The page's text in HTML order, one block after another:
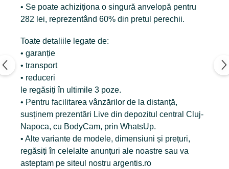
• Se poate achiziționa o singură anvelopă pentru
282 lei, reprezentând 60% din pretul perechii.
Toate detaliile legate de:
• garanție
• transport
• reduceri
le regăsiți în ultimile 3 poze.
• Pentru facilitarea vânzărilor de la distanță,
susținem prezentări Live din depozitul central Cluj-
Napoca, cu BodyCam, prin WhatsUp.
• Alte variante de modele, dimensiuni și prețuri,
regăsiți în celelalte anunțuri ale noastre sau va
asteptam pe siteul nostru argentis.ro